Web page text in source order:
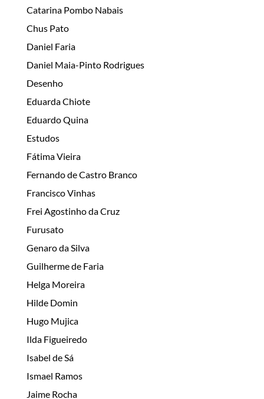
Catarina Pombo Nabais
Chus Pato
Daniel Faria
Daniel Maia-Pinto Rodrigues
Desenho
Eduarda Chiote
Eduardo Quina
Estudos
Fátima Vieira
Fernando de Castro Branco
Francisco Vinhas
Frei Agostinho da Cruz
Furusato
Genaro da Silva
Guilherme de Faria
Helga Moreira
Hilde Domin
Hugo Mujica
Ilda Figueiredo
Isabel de Sá
Ismael Ramos
Jaime Rocha